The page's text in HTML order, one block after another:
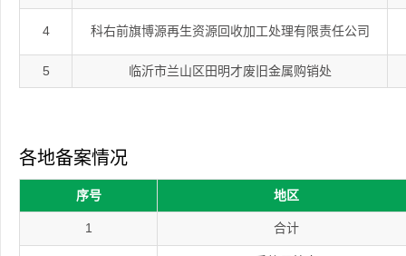
4 科右前旗博源再生资源回收加工处理有限责任公司
5 临沂市兰山区田明才废旧金属购销处
各地备案情况
序号 地区
1 合计